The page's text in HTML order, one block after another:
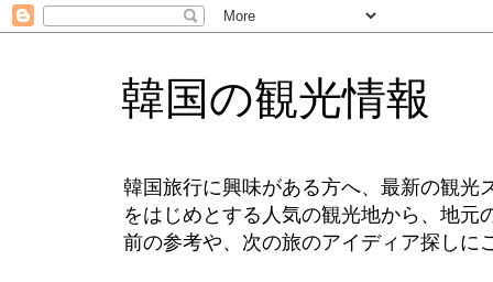
韓国の観光情報
韓国旅行に興味がある方へ、最新の観光
をはじめとする人気の観光地から、地
前の参考や、次の旅のアイディア探しに